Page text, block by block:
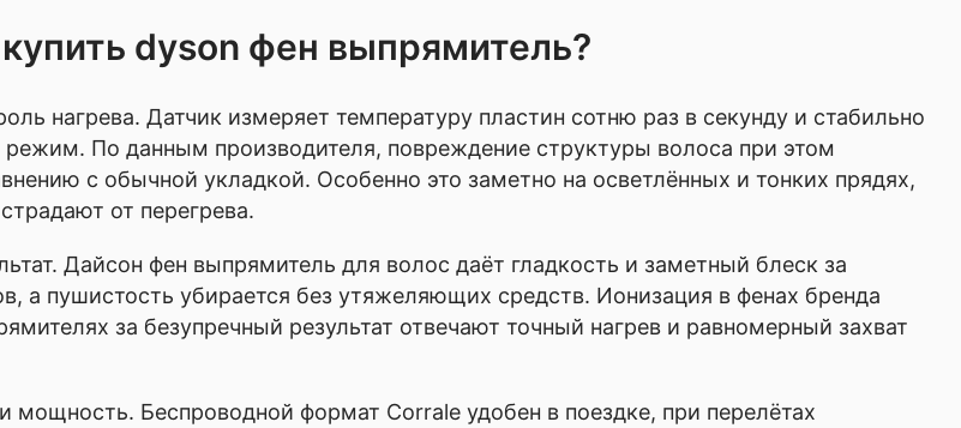
dyson фен выпрямитель?
нагрева. Датчик измеряет температуру пластин сотню раз в секунду и стабильно
По данным производителя, повреждение структуры волоса при этом
с обычной укладкой. Особенно это заметно на осветлённых и тонких прядях,
от перегрева.
Дайсон фен выпрямитель для волос даёт гладкость и заметный блеск за
а пушистость убирается без утяжеляющих средств. Ионизация в фенах бренда
за безупречный результат отвечают точный нагрев и равномерный захват
мощность. Беспроводной формат Corrale удобен в поездке, при перелётах